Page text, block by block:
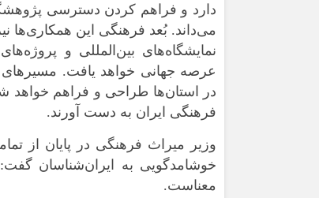
دارد و فراهم کردن دسترسی
می‌داند. بُعد فرهنگی این همکاری‌ها
نمایشگاه‌های بین‌المللی و
عرصه جهانی خواهد یافت.
در استان‌ها طراحی و فراهم خواهد
فرهنگی ایران به دست آورند.
وزیر میراث فرهنگی در پایان از
خوشامدگویی به ایران‌شناسان
معناست.